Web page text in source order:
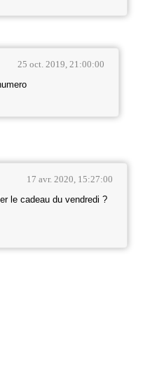
25 oct. 2019, 21:00:00
17 avr. 2020, 15:27:00
le cadeau du vendredi ?